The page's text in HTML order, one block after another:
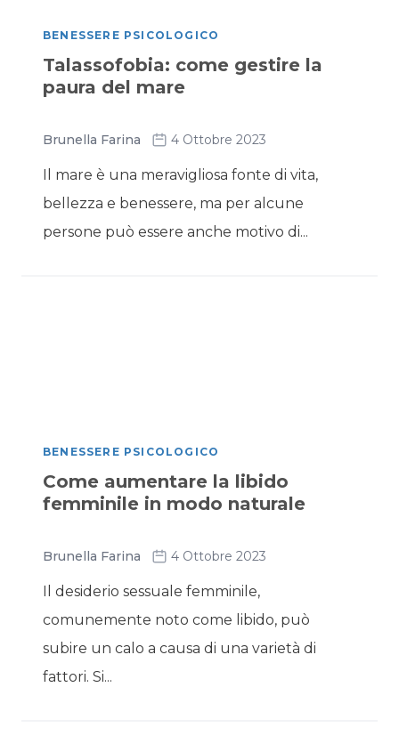
BENESSERE PSICOLOGICO
Talassofobia: come gestire la
paura del mare
Brunella Farina 4 Ottobre 2023
Il mare è una meravigliosa fonte di vita,
bellezza e benessere, ma per alcune
persone può essere anche motivo di...
BENESSERE PSICOLOGICO
Come aumentare la libido
femminile in modo naturale
Brunella Farina 4 Ottobre 2023
Il desiderio sessuale femminile,
comunemente noto come libido, può
subire un calo a causa di una varietà di
fattori. Si...